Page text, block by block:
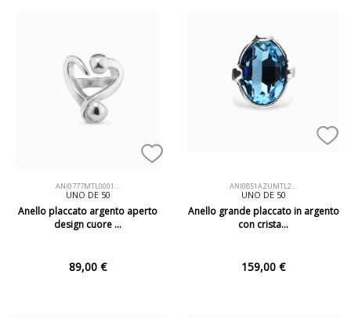
ANI0777MTL0001…
UNO DE 50
Anello placcato argento aperto
design cuore …
89,00 €
ANI0851AZUMTL2…
UNO DE 50
Anello grande placcato in argento
con crista…
159,00 €